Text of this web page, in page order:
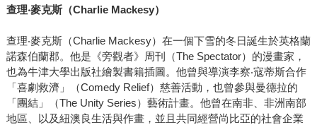
查理‧麥克斯（Charlie Mackesy）
查理‧麥克斯（Charlie Mackesy）在一個下雪的冬日誕生於英格蘭
諾森伯蘭郡。他是《旁觀者》周刊（The Spectator）的漫畫家，
也為牛津大學出版社繪製書籍插圖。他曾與導演李察‧寇蒂斯合作
「喜劇救濟」（Comedy Relief）慈善活動，也曾參與曼德拉的
「團結」（The Unity Series）藝術計畫。他曾在南非、非洲南部
地區、以及紐澳良生活與作畫，並且共同經營尚比亞的社會企業